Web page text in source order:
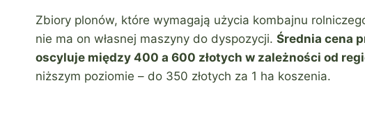
Zbiory plonów, które wymagają użycia kombajnu
nie ma on własnej maszyny do dyspozycji. Średnia cena
oscyluje między 400 a 600 złotych w zależności od
niższym poziomie – do 350 złotych za 1 ha koszenia.